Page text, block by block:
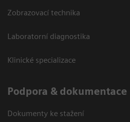
Zobrazovací technika
Laboratorní diagnostika
Klinické specializace
Podpora & dokumentace
Dokumenty ke stažení